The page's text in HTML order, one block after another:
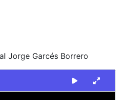
Jorge Garcés Borrero